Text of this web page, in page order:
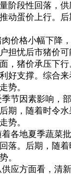
阶段性回落，
动蛋价上行。后
肉价格小幅下降
担忧后市猪价
，猪价承压下行
好支撑。 综合
势。
季节因素影响，
期 ， 随着时令
势。
着各地夏季蔬菜
落。 后期，随
。
供应方面看，清